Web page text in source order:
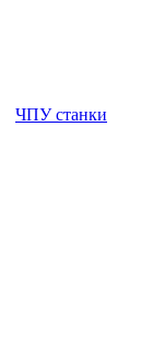
ЧПУ станки